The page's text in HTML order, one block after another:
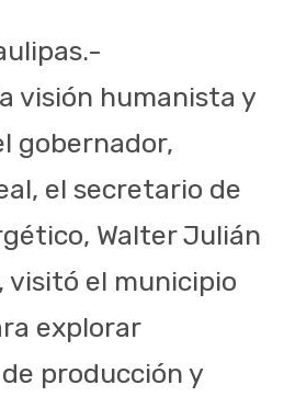
visión humanista y
gobernador,
el secretario de
Walter Julián
visitó el municipio
explorar
producción y